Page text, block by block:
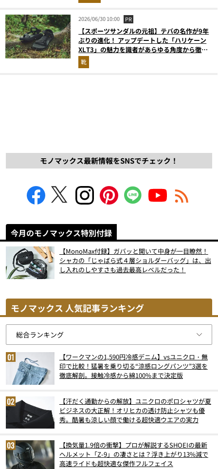
2026/06/30 10:00 PR
【スポーツサンダルの元祖】テバの名作が9年
ぶりの進化！ アップデートした「ハリケーン
XLT3」の魅力を識者があらゆる角度から徹底
解説！
靴
モノマックス最新情報をSNSでチェック！
今月のモノマックス特別付録
【MonoMax付録】ガバッと開いて中身が一目瞭然！
シャカの「じゃばら式４層ショルダーバッグ」は、出
し入れのしやすさも過去最高レベルだった！
モノマックス 人気記事ランキング
【ワークマンの1,590円冷感デニム】vsユニクロ・無
印で比較！猛暑を乗り切る“涼感ロングパンツ”3選を
徹底解剖。接触冷感から綿100%まで決定版
【汗だく通勤からの解放】ユニクロのポロシャツが夏
ビジネスの大正解！オリヒカの透け防止シャツも優
秀。酷暑も涼しい顔で働ける超快適ウエアの実力
【換気量1.9倍の衝撃】プロが解説するSHOEIの最新
ヘルメット「Z-9」の凄さとは？浮き上がり13%減で
高速ライドも超快適な傑作フルフェイス